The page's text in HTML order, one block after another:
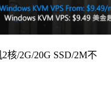
核/2G/20G SSD/2M不